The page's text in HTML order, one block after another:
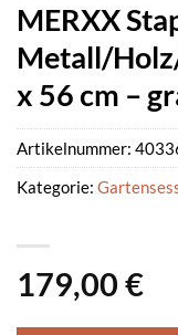
MERXX
Metall/
x 56 cm –
179,00 €
Artikelnummer:
Kategorie: